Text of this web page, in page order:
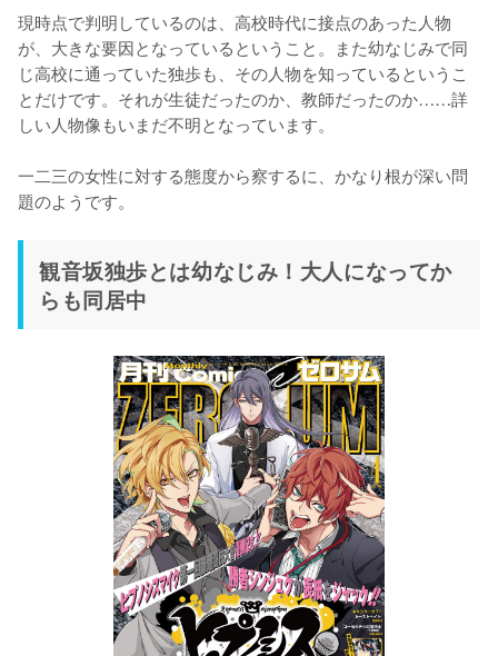
現時点で判明しているのは、高校時代に接点のあった人物
が、大きな要因となっているということ。また幼なじみで同
じ高校に通っていた独歩も、その人物を知っているというこ
とだけです。それが生徒だったのか、教師だったのか……詳
しい人物像もいまだ不明となっています。
一二三の女性に対する態度から察するに、かなり根が深い問
題のようです。
観音坂独歩とは幼なじみ！大人になってか
らも同居中